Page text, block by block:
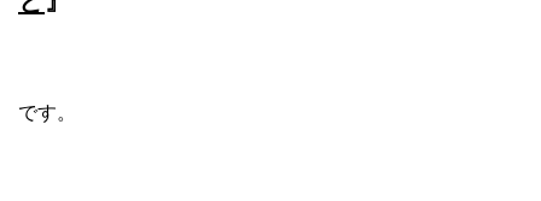
です。